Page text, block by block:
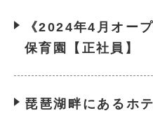
《2024年4月オー
保育園【正社員】
琵琶湖畔にあるホ